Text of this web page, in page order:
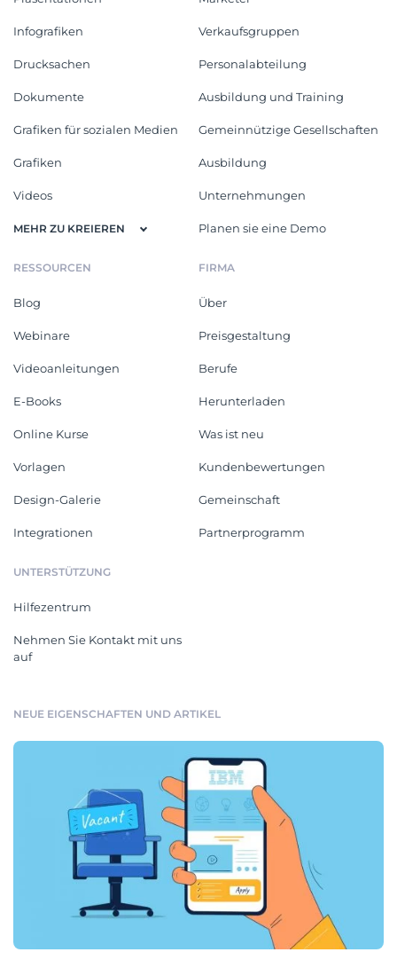
Infografiken
Drucksachen
Dokumente
Grafiken für sozialen Medien
Grafiken
Videos
MEHR ZU KREIEREN
Verkaufsgruppen
Personalabteilung
Ausbildung und Training
Gemeinnützige Gesellschaften
Ausbildung
Unternehmungen
Planen sie eine Demo
RESSOURCEN
Blog
Webinare
Videoanleitungen
E-Books
Online Kurse
Vorlagen
Design-Galerie
Integrationen
FIRMA
Über
Preisgestaltung
Berufe
Herunterladen
Was ist neu
Kundenbewertungen
Gemeinschaft
Partnerprogramm
UNTERSTÜTZUNG
Hilfezentrum
Nehmen Sie Kontakt mit uns
auf
NEUE EIGENSCHAFTEN UND ARTIKEL